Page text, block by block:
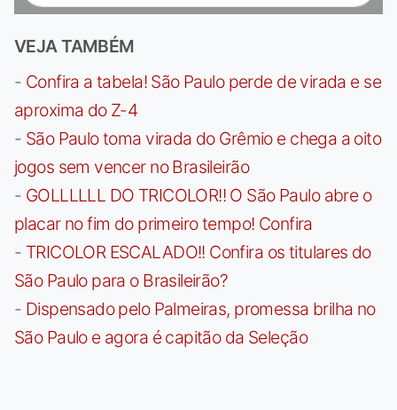
VEJA TAMBÉM
- Confira a tabela! São Paulo perde de virada e se
aproxima do Z-4
- São Paulo toma virada do Grêmio e chega a oito
jogos sem vencer no Brasileirão
- GOLLLLLL DO TRICOLOR!! O São Paulo abre o
placar no fim do primeiro tempo! Confira
- TRICOLOR ESCALADO!! Confira os titulares do
São Paulo para o Brasileirão?
- Dispensado pelo Palmeiras, promessa brilha no
São Paulo e agora é capitão da Seleção